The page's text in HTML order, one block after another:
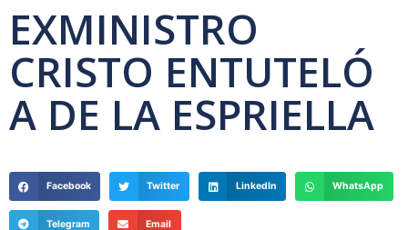
EXMINISTRO
CRISTO ENTUTELÓ
A DE LA ESPRIELLA
Facebook Twitter LinkedIn WhatsApp
Telegram Email